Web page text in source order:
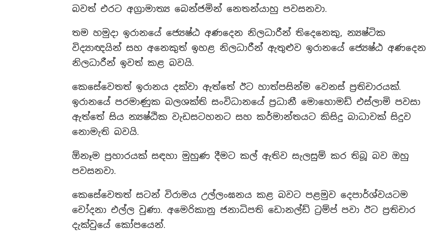
බවත් එරට අග්‍රාමාත්‍ය බෙන්ජමින් නෙතන්යාහු පවසනවා.
තම හමුදා ඉරානයේ ජ්‍යෙෂ්ඨ අණදෙන නිලධාරීන් තිදෙනෙකු, න්‍යෂ්ටික
විද්‍යාඥයින් සහ අනෙකුත් ඉහළ නිලධාරීන් ඇතුළුව ඉරානයේ ජ්‍යෙෂ්ඨ අණදෙන
නිලධාරීන් ඉවත් කළ‍ බවයි.
කෙසේවෙතත් ඉරානය දක්වා ඇත්තේ ඊට හාත්පසින්ම වෙනස් ප්‍රතිචාරයක්.
ඉරානයේ පරමාණුක බලශක්ති සංවිධානයේ ප්‍රධානී මොහොමඩ් එස්ලාමි පවසා
ඇත්තේ සිය න්‍යෂ්ඨික වැඩසටහනට සහ කර්මාන්තයට කිසිදු බාධාවක් සිදුව
නොමැති බවයි.
ඕනෑම ප්‍රහාරයක් සඳහා මුහුණ දීමට කල් ඇතිව සැලසුම් කර තිබූ බව ඔහු
පවසනවා.
කෙසේවෙතත් සටන් විරාමය උල්ලංඝනය කළ බවට පළමුව දෙපාර්ශ්වයටම
චෝදනා එල්ල වුණා. අමෙරිකානු ජනාධිපති ඩොනල්ඩ් ට්‍රම්ප් පවා ඊට ප්‍රතිචාර
දැක්වුයේ කෝපයෙන්.